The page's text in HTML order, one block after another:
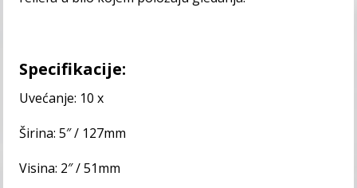
Specifikacije:
Uvećanje: 10 x
Širina: 5″ / 127mm
Visina: 2″ / 51mm